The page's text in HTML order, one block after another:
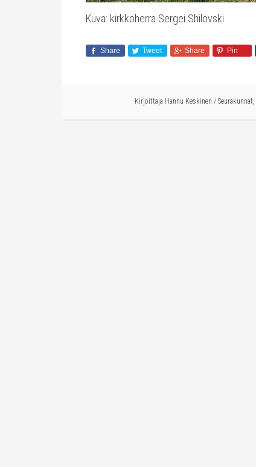
Kuva: kirkkoherra Sergei Shilovski
Share Tweet Share Pin
Kirjoittaja Hannu Keskinen / Seurakunnat,